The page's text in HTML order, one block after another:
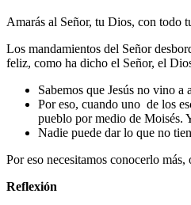
Amarás al Señor, tu Dios, con todo
Los mandamientos del Señor
feliz, como ha dicho el Señor, el
Sabemos que Jesús no vino
Por eso, cuando uno de los
pueblo por medio de Moisés.
Nadie puede dar lo que no
Por eso necesitamos conocerlo
Reflexión